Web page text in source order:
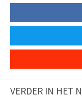
VERDER IN HET